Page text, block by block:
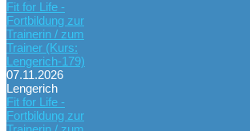
Fit for Life -
Fortbildung zur
Trainerin / zum
Trainer (Kurs:
Lengerich-179)
07.11.2026
Lengerich
Fit for Life -
Fortbildung zur